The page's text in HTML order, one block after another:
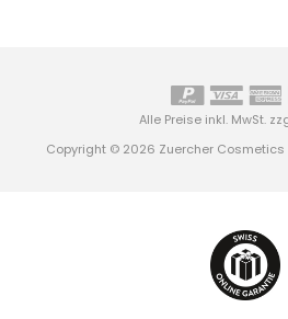
Alle Preise inkl. MwSt.
Copyright © 2026 Zuercher Cosmetics